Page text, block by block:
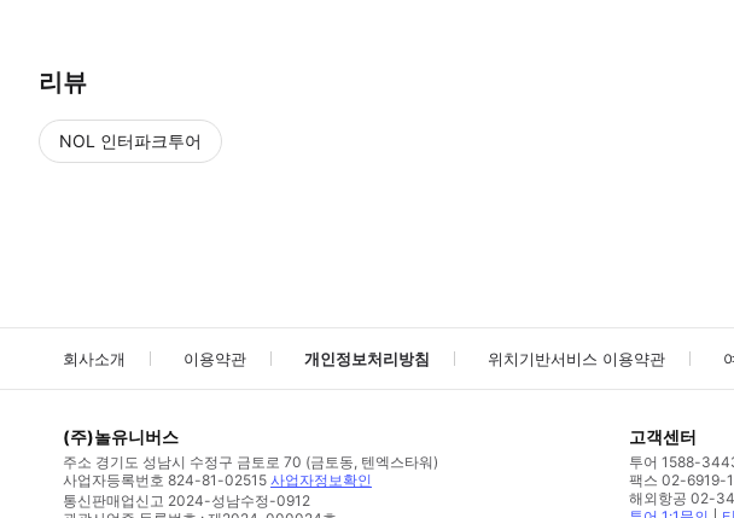
리뷰
NOL 인터파크투어
회사소개 이용약관 개인정보처리방침 위치기반서비스 이용약관
(주)놀유니버스
주소 경기도 성남시 수정구 금토로 70 (금토동, 텐엑스타워)
사업자등록번호 824-81-02515 사업자정보확인
통신판매업신고 2024-성남수정-0912
고객센터
투어 1588-
팩스 02-6919-
해외항공 02-